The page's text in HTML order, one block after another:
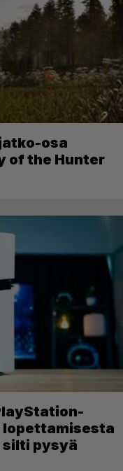
osa
of the Hunter
silti pysyä